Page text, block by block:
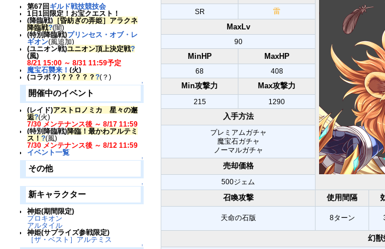
第67回 ギルド戦技競技会
1日1回限定！お宝クエスト！
(降臨戦)［昏紡ぎの弄姫］アラクネ
降臨戦?(闇)
(特別降臨戦)プリンセス・オブ・レ
ギオン(風追加)
(ユニオン戦)ユニオン頂上決定戦?
(風)
8/21 15:00 ～ 8/31 11:59予定
魔宝石襲来！ (火)
(コラボ？)？？？？？?(？)
↑
開催中のイベント
(レイド)アストロノミカ 星々の邂
逅?(火)
7/30 メンテナンス後 ～ 8/17 11:59
(特別降臨戦)降臨！最かわアルテミ
ス！ ?(風)
7/30 メンテナンス後 ～ 8/12 11:59
イベント一覧
↑
その他
↑
新キャラクター
神姫(期間限定)
プロキオン
アルタイル
神姫(サプライズ参戦限定)
［ザ・ベスト］アルテミス
↑
SR 雷
MaxLv
90
MinHP MaxHP
68 408
Min攻撃力 Max攻撃力
215 1290
入手方法
プレミアムガチャ
魔宝石ガチャ
ノーマルガチャ
売却価格
500ジェム
召喚攻撃 使用間隔
天命の石版 8ターン
幻獣